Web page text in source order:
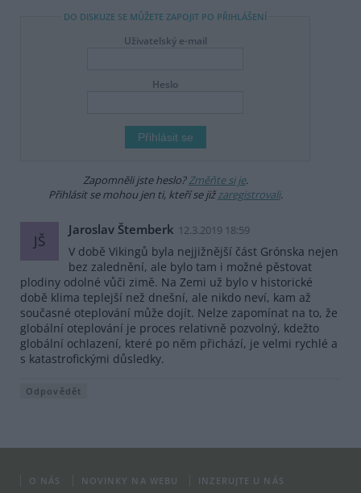
DO DISKUZE SE MŮŽETE ZAPOJIT PO PŘIHLÁŠENÍ
Uživatelský e-mail
Heslo
Zapomněli jste heslo?Změňte si je.
Přihlásit se mohou jen ti, kteří se jižzaregistrovali.
JŠ
Jaroslav Štemberk 12.3.2019 18:59
V době Vikingů byla nejjižnější část Grónska nejen
bez zalednění, ale bylo tam i možné pěstovat
plodiny odolné vůči zimě. Na Zemi už bylo v historické
době klima teplejší než dnešní, ale nikdo neví, kam až
současné oteplování může dojít. Nelze zapomínat na to, že
globální oteplování je proces relativně pozvolný, kdežto
globální ochlazení, které po něm přichází, je velmi rychlé a
s katastrofickými důsledky.
Odpovědět
O NÁS NOVINKY NA WEBU INZERUJTE U NÁS